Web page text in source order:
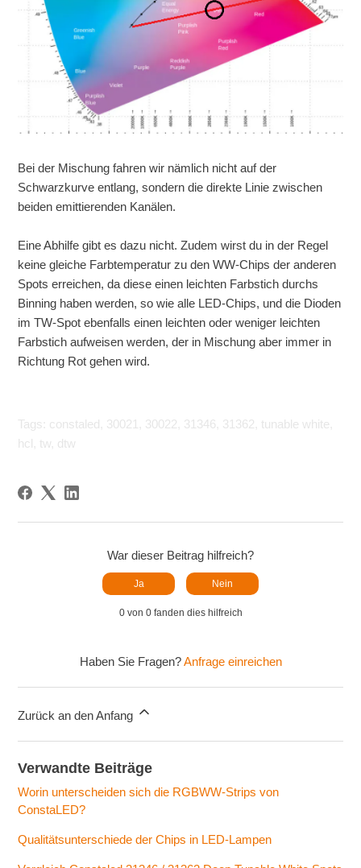
Bei der Mischung fahren wir nämlich nicht auf der
Schwarzkurve entlang, sondern die direkte Linie zwischen
beiden emittierenden Kanälen.
Eine Abhilfe gibt es dazu nicht. Zudem wirst du in der Regel
keine gleiche Farbtemperatur zu den WW-Chips der anderen
Spots erreichen, da diese einen leichten Farbstich durchs
Binning haben werden, so wie alle LED-Chips, und die Dioden
im TW-Spot ebenfalls einen leichten oder weniger leichten
Farbstich aufweisen werden, der in Mischung aber immer in
Richtung Rot gehen wird.
Tags: constaled, 30021, 30022, 31346, 31362, tunable white,
hcl, tw, dtw
War dieser Beitrag hilfreich?
Ja Nein
0 von 0 fanden dies hilfreich
Haben Sie Fragen?Anfrage einreichen
Zurück an den Anfang
Verwandte Beiträge
Worin unterscheiden sich die RGBWW-Strips von
ConstaLED?
Qualitätsunterschiede der Chips in LED-Lampen